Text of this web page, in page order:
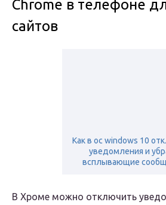
Chrome в телефоне
сайтов
Как в ос windows 10
уведомления и
всплывающие
В Хроме можно отключить